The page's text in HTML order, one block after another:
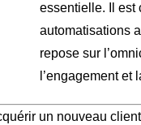
essentielle. Il est
automatisations
repose sur
l’engagement
un nouveau